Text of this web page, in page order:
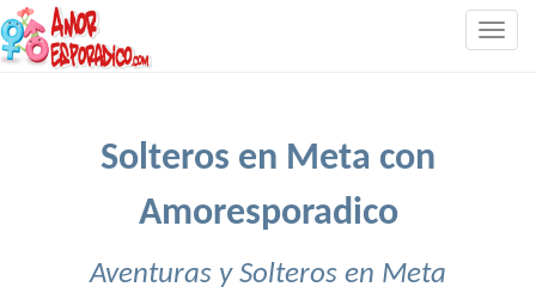
Solteros en Meta con
Amoresporadico
Aventuras y Solteros en Meta